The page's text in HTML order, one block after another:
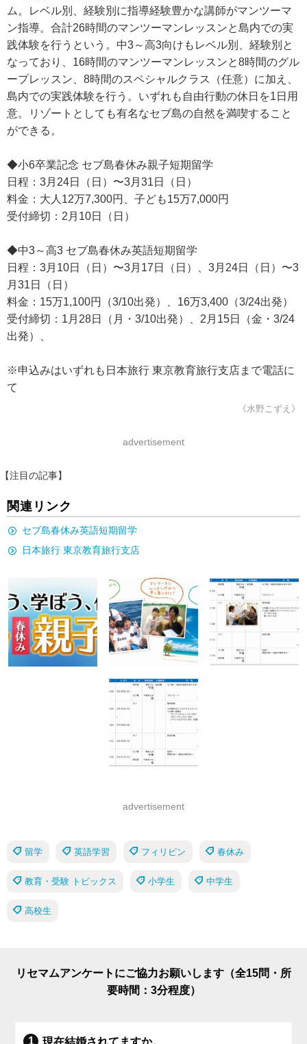
ム。レベル別、経験別に指導経験豊かな講師がマンツーマ
ン指導。合計26時間のマンツーマンレッスンと島内での実
践体験を行うという。中3～高3向けもレベル別、経験別と
なっており、16時間のマンツーマンレッスンと8時間のグル
ープレッスン、8時間のスペシャルクラス（任意）に加え、
島内での実践体験を行う。いずれも自由行動の休日を1日用
意。リゾートとしても有名なセブ島の自然を満喫すること
ができる。
◆小6卒業記念 セブ島春休み親子短期留学
日程：3月24日（日）〜3月31日（日）
料金：大人12万7,300円、子ども15万7,000円
受付締切：2月10日（日）
◆中3～高3 セブ島春休み英語短期留学
日程：3月10日（日）〜3月17日（日）、3月24日（日）〜3
月31日（日）
料金：15万1,100円（3/10出発）、16万3,400（3/24出発）
受付締切：1月28日（月・3/10出発）、2月15日（金・3/24
出発）、
※申込みはいずれも日本旅行 東京教育旅行支店まで電話に
て
《水野こずえ》
advertisement
【注目の記事】
関連リンク
セブ島春休み英語短期留学
日本旅行 東京教育旅行支店
advertisement
留学 英語学習 フィリピン 春休み
教育・受験 トピックス 小学生 中学生
高校生
リセマムアンケートにご協力お願いします（全15問・所
要時間：3分程度）